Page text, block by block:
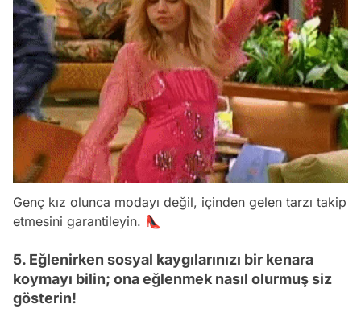
Genç kız olunca modayı değil, içinden gelen tarzı takip
etmesini garantileyin. 👠
5. Eğlenirken sosyal kaygılarınızı bir kenara
koymayı bilin; ona eğlenmek nasıl olurmuş siz
gösterin!